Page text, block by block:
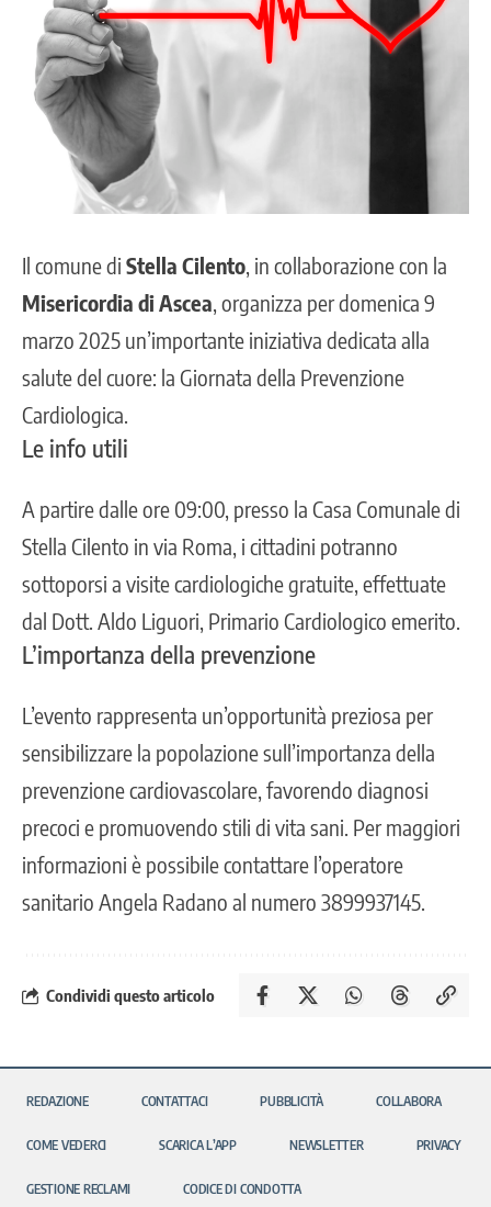
Il comune di Stella Cilento, in collaborazione con la
Misericordia di Ascea, organizza per domenica 9
marzo 2025 un’importante iniziativa dedicata alla
salute del cuore: la Giornata della Prevenzione
Cardiologica.
Le info utili
A partire dalle ore 09:00, presso la Casa Comunale di
Stella Cilento in via Roma, i cittadini potranno
sottoporsi a visite cardiologiche gratuite, effettuate
dal Dott. Aldo Liguori, Primario Cardiologico emerito.
L’importanza della prevenzione
L’evento rappresenta un’opportunità preziosa per
sensibilizzare la popolazione sull’importanza della
prevenzione cardiovascolare, favorendo diagnosi
precoci e promuovendo stili di vita sani. Per maggiori
informazioni è possibile contattare l’operatore
sanitario Angela Radano al numero 3899937145.
Condividi questo articolo
REDAZIONE CONTATTACI PUBBLICITÀ COLLABORA
COME VEDERCI SCARICA L’APP NEWSLETTER PRIVACY
GESTIONE RECLAMI CODICE DI CONDOTTA